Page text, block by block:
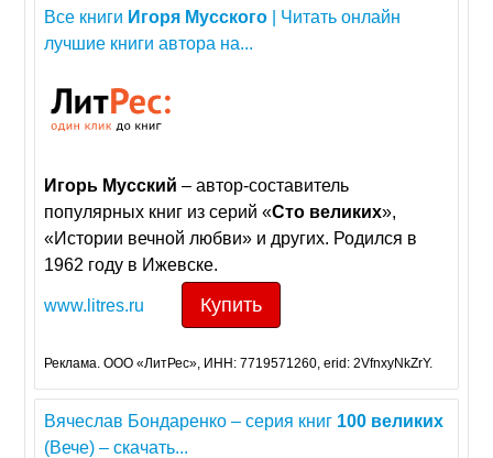
Все книги Игоря Мусского | Читать онлайн
лучшие книги автора на...
Игорь Мусский – автор-составитель
популярных книг из серий «Сто великих»,
«Истории вечной любви» и других. Родился в
1962 году в Ижевске.
www.litres.ru Купить
Реклама. ООО «ЛитРес», ИНН: 7719571260, erid: 2VfnxyNkZrY.
Вячеслав Бондаренко – серия книг 100 великих
(Вече) – скачать...